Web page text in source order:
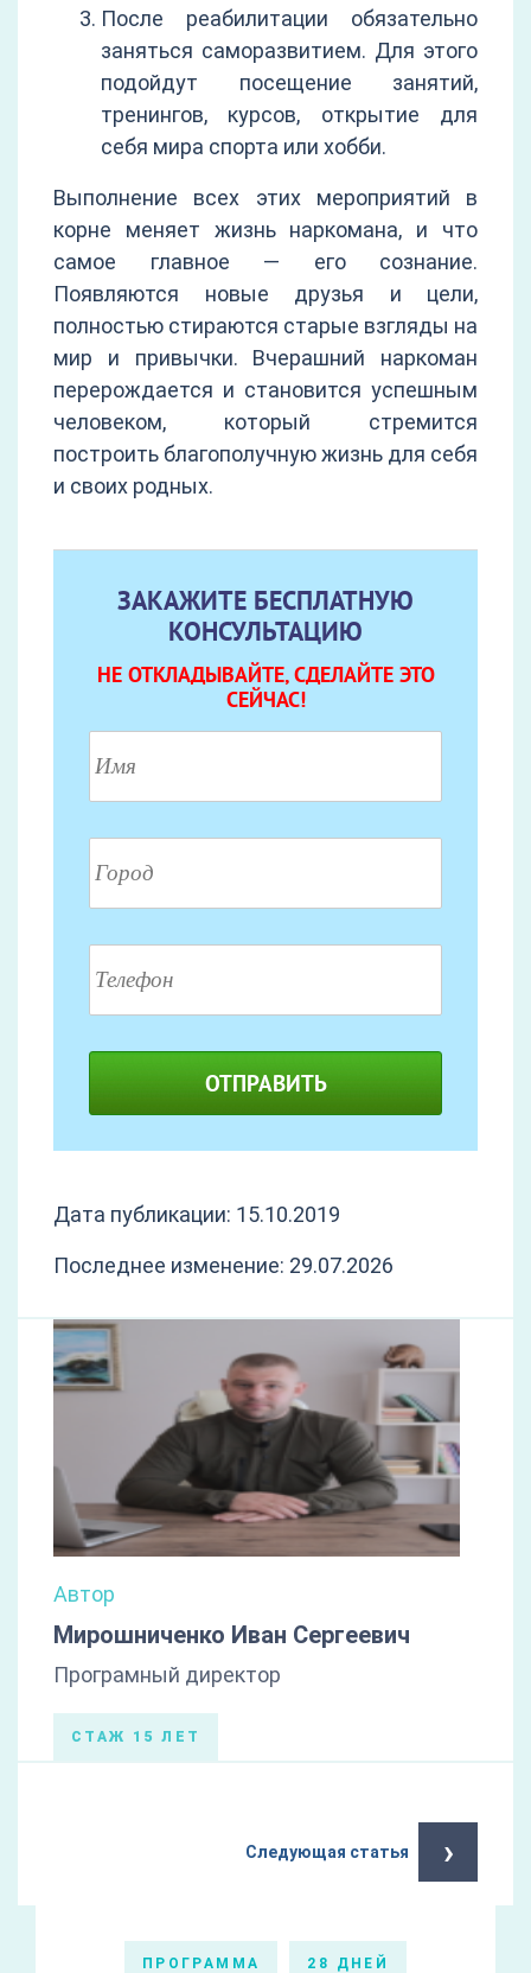
После реабилитации обязательно
заняться саморазвитием. Для этого
подойдут посещение занятий,
тренингов, курсов, открытие для
себя мира спорта или хобби.
Выполнение всех этих мероприятий в
корне меняет жизнь наркомана, и что
самое главное — его сознание.
Появляются новые друзья и цели,
полностью стираются старые взгляды на
мир и привычки. Вчерашний наркоман
перерождается и становится успешным
человеком, который стремится
построить благополучную жизнь для себя
и своих родных.
ЗАКАЖИТЕ БЕСПЛАТНУЮ
КОНСУЛЬТАЦИЮ
НЕ ОТКЛАДЫВАЙТЕ, СДЕЛАЙТЕ ЭТО
СЕЙЧАС!
ОТПРАВИТЬ
Дата публикации: 15.10.2019
Последнее изменение: 29.07.2026
Автор
Мирошниченко Иван Сергеевич
Програмный директор
СТАЖ 15 ЛЕТ
Следующая статья ›
ПРОГРАММА 28 ДНЕЙ